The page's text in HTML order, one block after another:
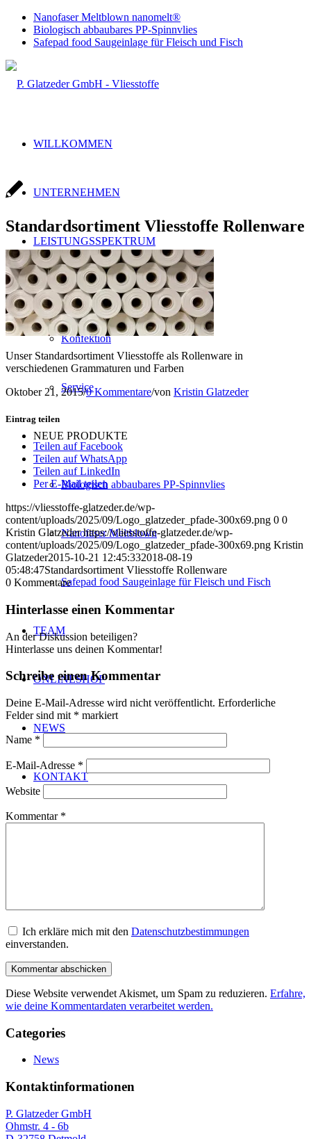
Nanofaser Meltblown nanomelt®
Biologisch abbaubares PP-Spinnvlies
Safepad food Saugeinlage für Fleisch und Fisch
WILLKOMMEN
UNTERNEHMEN
LEISTUNGSSPEKTRUM
Handel & Produktion
Konfektion
Service
NEUE PRODUKTE
Biologisch abbaubares PP-Spinnvlies
Nanofaser Meltblown
Safepad food Saugeinlage für Fleisch und Fisch
TEAM
ONLINESHOP
NEWS
KONTAKT
Standardsortiment Vliesstoffe Rollenware
Unser Standardsortiment Vliesstoffe als Rollenware in
verschiedenen Grammaturen und Farben
Oktober 21, 2015/0 Kommentare/von Kristin Glatzeder
Eintrag teilen
Teilen auf Facebook
Teilen auf WhatsApp
Teilen auf LinkedIn
Per E-Mail teilen
https://vliesstoffe-glatzeder.de/wp-
content/uploads/2025/09/Logo_glatzeder_pfade-300x69.png 0 0
Kristin Glatzeder https://vliesstoffe-glatzeder.de/wp-
content/uploads/2025/09/Logo_glatzeder_pfade-300x69.png Kristin
Glatzeder2015-10-21 12:45:332018-08-19
05:48:47Standardsortiment Vliesstoffe Rollenware
0 Kommentare
Hinterlasse einen Kommentar
An der Diskussion beteiligen?
Hinterlasse uns deinen Kommentar!
Schreibe einen Kommentar
Deine E-Mail-Adresse wird nicht veröffentlicht. Erforderliche
Felder sind mit * markiert
Name *
E-Mail-Adresse *
Website
Kommentar *
Ich erkläre mich mit den Datenschutzbestimmungen
einverstanden.
Diese Website verwendet Akismet, um Spam zu reduzieren. Erfahre,
wie deine Kommentardaten verarbeitet werden.
Categories
News
Kontaktinformationen
P. Glatzeder GmbH
Ohmstr. 4 - 6b